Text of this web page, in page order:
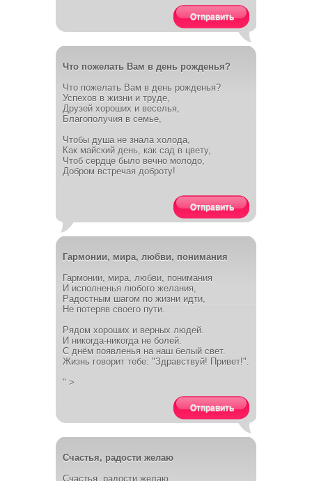
Отправить
Что пожелать Вам в день рожденья?
Что пожелать Вам в день рожденья?
Успехов в жизни и труде,
Друзей хороших и веселья,
Благополучия в семье,
Чтобы душа не знала холода,
Как майский день, как сад в цвету,
Чтоб сердце было вечно молодо,
Добром встречая доброту!
Отправить
Гармонии, мира, любви, понимания
Гармонии, мира, любви, понимания
И исполненья любого желания,
Радостным шагом по жизни идти,
Не потеряв своего пути.
Рядом хороших и верных людей.
И никогда-никогда не болей.
С днём появленья на наш белый свет.
Жизнь говорит тебе: "Здравствуй! Привет!".
" >
Отправить
Счастья, радости желаю
Счастья, радости желаю,